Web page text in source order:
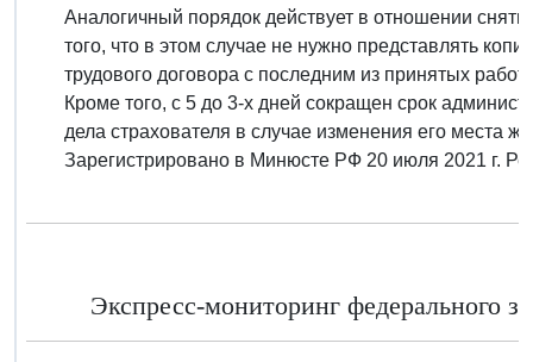
Аналогичный порядок действует в отношении
того, что в этом случае не нужно представлять
трудового договора с последним из принятых
Кроме того, с 5 до 3-х дней сокращен срок
дела страхователя в случае изменения его места
Зарегистрировано в Минюсте РФ 20 июля 2021 г.
Экспресс-мониторинг федерального